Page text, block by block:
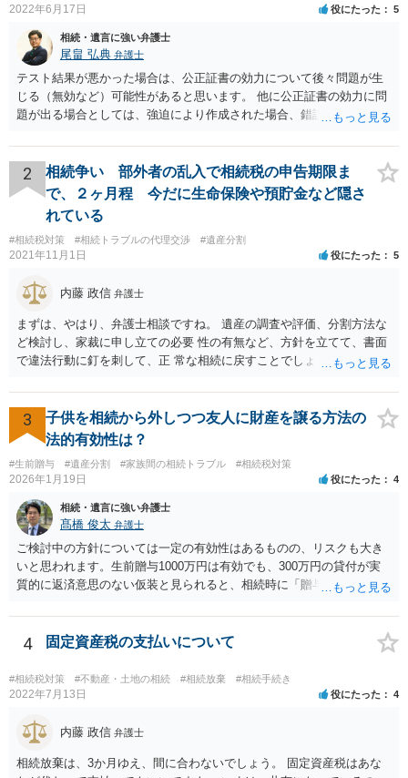
2022年6月17日 役にたった 5
相続・遺言に強い弁護士
尾畠 弘典 弁護士
テスト結果が悪かった場合は、公正証書の効力について後々問題が生
じる（無効など）可能性があると思います。 他に公正証書の効力に問
題が出る場合としては、強迫により作成された場合、錯誤（勘違い）
すが、弁護士に作成を依頼する場合は、１０～数十万円程度になるケ
ースが多いと思います。 報酬体系は、弁護士ごとに異なりますので一
律の基準はありません。
2
相続争い 部外者の乱入で相続税の申告期限ま
で、２ヶ月程 今だに生命保険や預貯金など隠さ
れている
#相続税対策 #相続トラブルの代理交渉 #遺産分割
2021年11月1日 役にたった 5
内藤 政信 弁護士
まずは、やはり、弁護士相談ですね。 遺産の調査や評価、分割方法な
ど検討し、家裁に申し立ての必要 性の有無など、方針を立てて、書面
で違法行動に釘を刺して、正 常な相続に戻すことでしょう。 申告につ
の際に3年以内に分割協議の上、修正申告する旨の書 面を添付するこ
とになります。 税務署も、およその遺産を把握してるので、税務署か
ら、遺産の 情報を得ることもあります。
3
子供を相続から外しつつ友人に財産を譲る方法の
法的有効性は？
#生前贈与 #遺産分割 #家族間の相続トラブル #相続税対策
2026年1月19日 役にたった 4
相続・遺言に強い弁護士
髙橋 俊太 弁護士
ご検討中の方針については一定の有効性はあるものの、リスクも大き
いと思われます。生前贈与1000万円は有効でも、300万円の貸付が実
質的に返済意思のない仮装と見られると、相続時に「贈与」と評価さ
法として考えられるものとしては、 ①信託（家族信託・目的信託） 財
産を信託口に移し、受託者（信頼できる友人や専門職）に管理させ、
・生存中はあなたの生活費・介護費に優先充当 ・残余を友人や慈善団
体へ と使途を厳格に指定。相続ではなく信託帰属になるため、子の関
与を大きく排除できます。 ②遺言＋生命保険の組合せ 生活資金は手元
相続財産とは別枠で、遺留分対策にも有効と思われます。 ③負担付死
因贈与 「介護・見守り等を条件に、死亡時に財産を渡す」契約。条件
不履行なら無効にでき、老後の安心を担保できます。 ④ 寄附予約＋解
4 固定資産税の支払いについて
#相続税対策 #不動産・土地の相続 #相続放棄 #相続手続き
2022年7月13日 役にたった 4
内藤 政信 弁護士
相続放棄は、3か月ゆえ、間に合わないでしょう。 固定資産税はあな